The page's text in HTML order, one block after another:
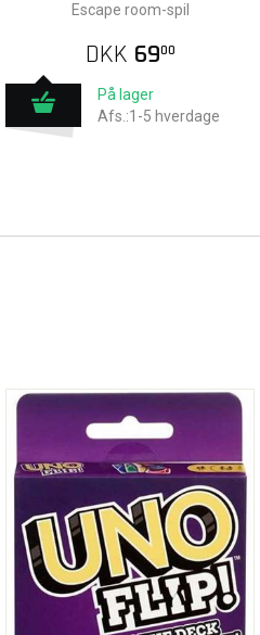
Escape room-spil
DKK 6900
På lager
Afs.:1-5 hverdage